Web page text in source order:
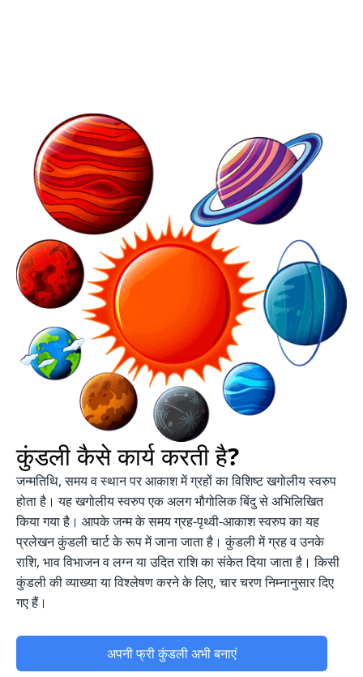
कुंडली कैसे कार्य करती है?
जन्मतिथि, समय व स्थान पर आकाश में ग्रहों का विशिष्ट खगोलीय स्वरुप
होता है। यह खगोलीय स्वरुप एक अलग भौगोलिक बिंदु से अभिलिखित
किया गया है। आपके जन्म के समय ग्रह-पृथ्वी-आकाश स्वरुप का यह
प्रलेखन कुंडली चार्ट के रूप में जाना जाता है। कुंडली में ग्रह व उनके
राशि, भाव विभाजन व लग्न या उदित राशि का संकेत दिया जाता है। किसी
कुंडली की व्याख्या या विश्लेषण करने के लिए, चार चरण निम्नानुसार दिए
गए हैं।
अपनी फ्री कुंडली अभी बनाएं